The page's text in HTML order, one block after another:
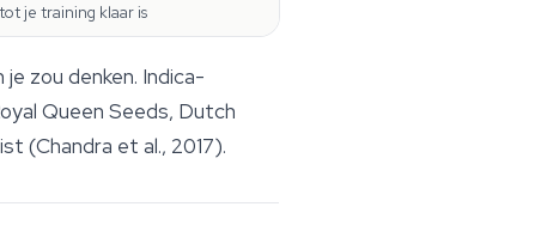
je training klaar is
zou denken. Indica-
Queen Seeds, Dutch
(Chandra et al., 2017).